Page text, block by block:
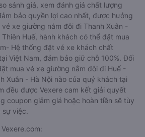
sánh giá, xem đánh giá chất lượng
bảo quyền lợi cao nhất, được hưởng
xe giường nằm đôi đi Thanh Xuân -
Huế, hành khách có thể đặt mua
Hệ thống đặt vé xe khách chất
Việt Nam, đảm bảo giữ chỗ 100%. Đối
mua vé xe giường nằm đôi đi Huế -
Xuân - Hà Nội nào của quý khách tại
đều được Vexere cam kết giải quyết
coupon giảm giá hoặc hoàn tiền sẽ tùy
việc.